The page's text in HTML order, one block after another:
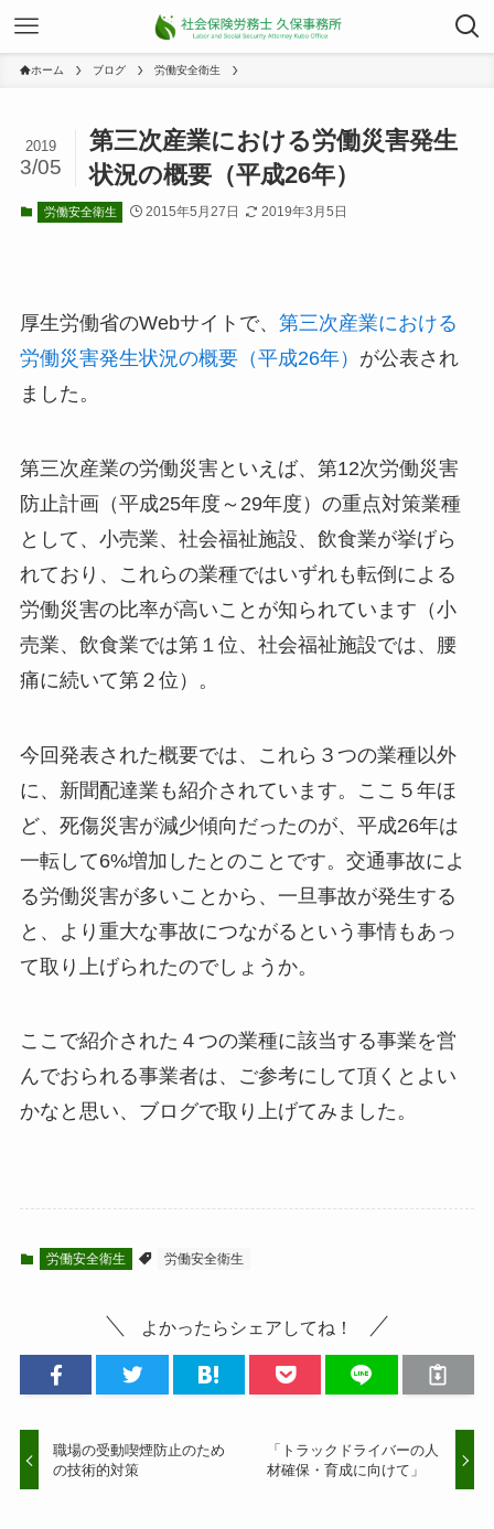
ホーム ブログ 労働安全衛生
第三次産業における労働災害発生
状況の概要（平成26年）
2019
3/05
労働安全衛生 2015年5月27日 2019年3月5日
厚生労働省のWebサイトで、 第三次産業における
労働災害発生状況の概要（平成26年） が公表され
ました。
第三次産業の労働災害といえば、第12次労働災害
防止計画（平成25年度～29年度）の重点対策業種
として、小売業、社会福祉施設、飲食業が挙げら
れており、これらの業種ではいずれも転倒による
労働災害の比率が高いことが知られています（小
売業、飲食業では第１位、社会福祉施設では、腰
痛に続いて第２位）。
今回発表された概要では、これら３つの業種以外
に、新聞配達業も紹介されています。ここ５年ほ
ど、死傷災害が減少傾向だったのが、平成26年は
一転して6%増加したとのことです。交通事故によ
る労働災害が多いことから、一旦事故が発生する
と、より重大な事故につながるという事情もあっ
て取り上げられたのでしょうか。
ここで紹介された４つの業種に該当する事業を営
んでおられる事業者は、ご参考にして頂くとよい
かなと思い、ブログで取り上げてみました。
労働安全衛生 労働安全衛生
よかったらシェアしてね！
職場の受動喫煙防止のため
の技術的対策
「トラックドライバーの人
材確保・育成に向けて」